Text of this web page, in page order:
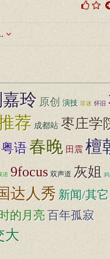
玲 原创 演技 菲迷 怀旧
荐 成都站 枣庄学
粤语 春晚 田震 檀
语 9focus 双声道 灰姐
达人秀 新闻/其它
的月亮百年孤寂
大